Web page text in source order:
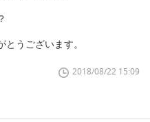
うございます。
2018/08/22 15:09